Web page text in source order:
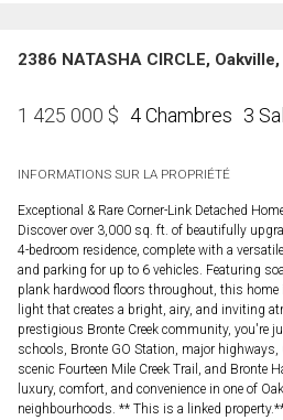
2386 NATASHA CIRCLE,
1 425 000 $ 4 Chambres 3
INFORMATIONS SUR LA PROPRIÉTÉ
Exceptional & Rare Corner-Link Detached
Discover over 3,000 sq. ft. of beautifully
4-bedroom residence, complete with a
and parking for up to 6 vehicles. Featuring
plank hardwood floors throughout, this
light that creates a bright, airy, and inviting
prestigious Bronte Creek community, you're
schools, Bronte GO Station, major
scenic Fourteen Mile Creek Trail, and Bronte
luxury, comfort, and convenience in one of
neighbourhoods. ** This is a linked